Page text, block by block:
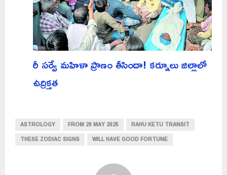
రీ సర్వే మహిళా ప్రాణం తీసిందా! కర్నూలు జిల్లాలో
ఉద్రిక్తత
ASTROLOGY FROM 29 MAY 2025
RAHU KETU TRANSIT
THESE ZODIAC SIGNS
WILL HAVE GOOD FORTUNE